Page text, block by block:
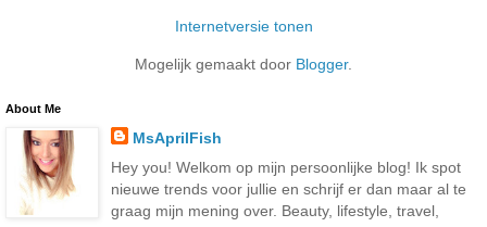
Internetversie tonen
Mogelijk gemaakt door Blogger.
About Me
MsAprilFish
Hey you! Welkom op mijn persoonlijke blog! Ik spot
nieuwe trends voor jullie en schrijf er dan maar al te
graag mijn mening over. Beauty, lifestyle, travel,